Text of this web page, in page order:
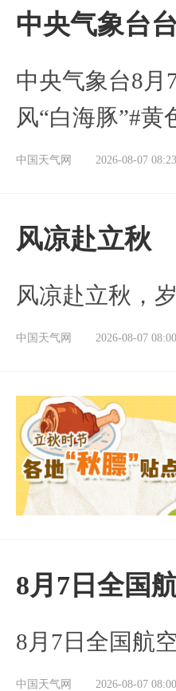
中央气象台
中央气象台8月
风“白海豚”#黄
中国天气网 2026-08-07 08:23
风凉赴立秋
风凉赴立秋，
中国天气网 2026-08-07 08:00
8月7日全国
8月7日全国航
中国天气网 2026-08-07 08:00